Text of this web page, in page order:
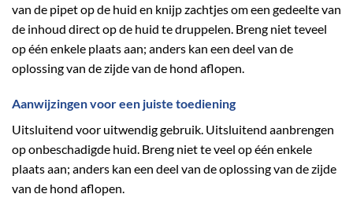
van de pipet op de huid en knijp zachtjes om een gedeelte van
de inhoud direct op de huid te druppelen. Breng niet teveel
op één enkele plaats aan; anders kan een deel van de
oplossing van de zijde van de hond aflopen.
Aanwijzingen voor een juiste toediening
Uitsluitend voor uitwendig gebruik. Uitsluitend aanbrengen
op onbeschadigde huid. Breng niet te veel op één enkele
plaats aan; anders kan een deel van de oplossing van de zijde
van de hond aflopen.